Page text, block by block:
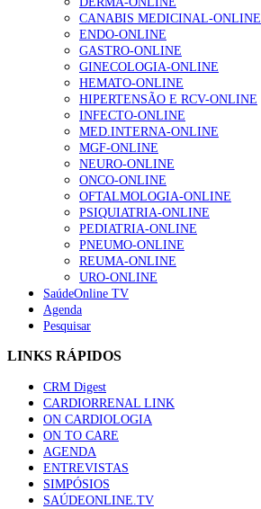
CANABIS MEDICINAL-ONLINE
ENDO-ONLINE
GASTRO-ONLINE
GINECOLOGIA-ONLINE
HEMATO-ONLINE
HIPERTENSÃO E RCV-ONLINE
INFECTO-ONLINE
MED.INTERNA-ONLINE
MGF-ONLINE
NEURO-ONLINE
ONCO-ONLINE
OFTALMOLOGIA-ONLINE
PSIQUIATRIA-ONLINE
PEDIATRIA-ONLINE
PNEUMO-ONLINE
REUMA-ONLINE
URO-ONLINE
SaúdeOnline TV
Agenda
Pesquisar
LINKS RÁPIDOS
CRM Digest
CARDIORRENAL LINK
ON CARDIOLOGIA
ON TO CARE
AGENDA
ENTREVISTAS
SIMPÓSIOS
SAÚDEONLINE.TV